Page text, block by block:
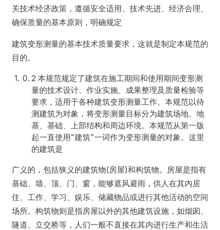
关技术经济政策，遵循安全适用、技术先进、经济合理、
确保质量的基本原则，明确规定
建筑变形测量的基本技术质量要求，这就是制定本规范的
目的。
2 本规范规定了建筑在施工期间和使用期间变形测
量的技术设计、作业实施、成果整理及质量检验等
要求，适用于各种建筑变形测量工作。本规范以待
测建筑为对象，将变形测量目标分为建筑场地、地
基、基础、上部结构和周边环境。本规范从第一版
起一直使用"建筑"一词作为变形测量的对象。这里
的建筑是
广义的，包括狭义的建筑物(房屋)和构筑物。房屋是指有
基础、墙、顶、门、窗，能够遮风避雨，供人在其内居
住、工作、学习、娱乐、储藏物品或进行其他活动的空间
场所。构筑物则是指房屋以外的其他建筑设施，如烟囱、
隧道、立交桥等，人们一般不直接在其内进行生产和生活